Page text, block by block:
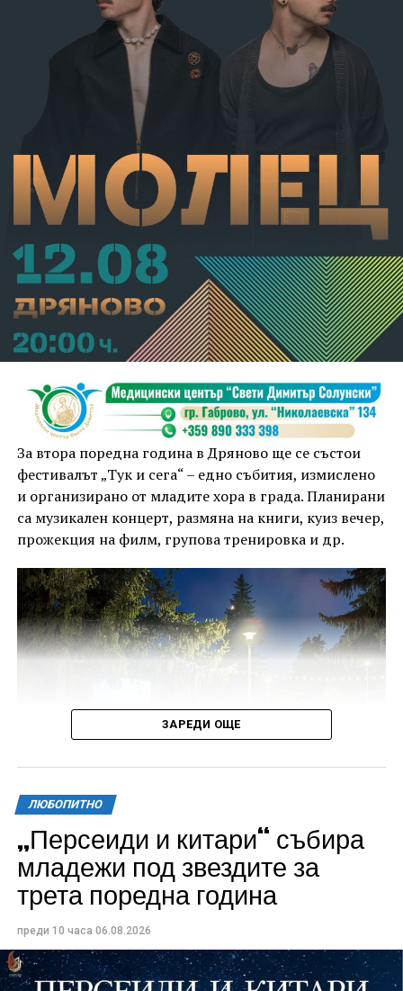
С постановление на Районна прокуратура-Габрово
В.А. е бил задържан за срок до 72 часа, а с
определение на Районен съд-Габрово спрямо него е
взета мярка за неотклонение „домашен арест“.
Съдебният акт е окончателен.
За втора поредна година в Дряново ще се състои
фестивалът „Тук и сега“ – едно събития, измислено
и организирано от младите хора в града. Планирани
са музикален концерт, размяна на книги, куиз вечер,
прожекция на филм, групова тренировка и др.
Всички събития ще се проведат в парк „Максим
Райкович“, срещу часовниковата кула, с вход
свободен. Програмата ще започне на 12 август с
изпълнители GoGo, Toria, ZoV & Vakavliev.
ЗАРЕДИ ОЩЕ
ЛЮБОПИТНО
„Персеиди и китари“ събира
младежи под звездите за
трета поредна година
преди 10 часа 06.08.2026